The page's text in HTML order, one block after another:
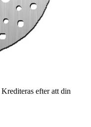
Krediteras efter att din